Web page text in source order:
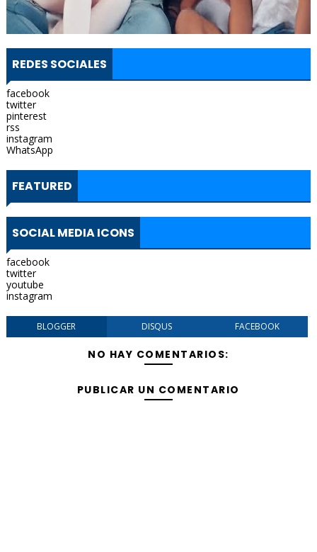
REDES SOCIALES
facebook
twitter
pinterest
rss
instagram
WhatsApp
FEATURED
SOCIAL MEDIA ICONS
facebook
twitter
youtube
instagram
BLOGGER DISQUS FACEBOOK
NO HAY COMENTARIOS:
PUBLICAR UN COMENTARIO